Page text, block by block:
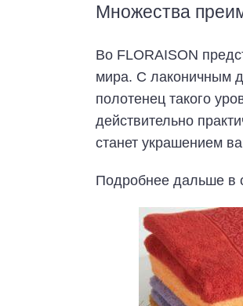
Множества
Во FLORAISON
мира. С лаконичным
полотенец такого
действительно
станет украшением
Подробнее дальше в